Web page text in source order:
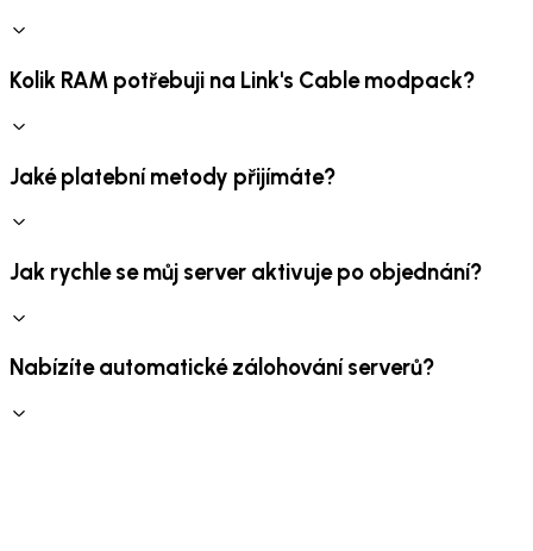
Kolik RAM potřebuji na Link's Cable modpack?
Jaké platební metody přijímáte?
Jak rychle se můj server aktivuje po objednání?
Nabízíte automatické zálohování serverů?